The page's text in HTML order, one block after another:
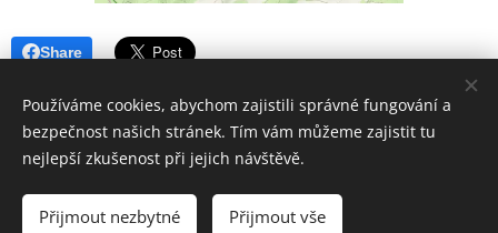
Share
Aktualizováno 6.7.2026
Používáme cookies, abychom zajistili správné fungování a
bezpečnost našich stránek. Tím vám můžeme zajistit tu
nejlepší zkušenost při jejich návštěvě.
Přijmout nezbytné Přijmout vše